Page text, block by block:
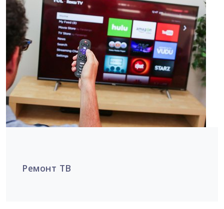
Ремонт ТВ